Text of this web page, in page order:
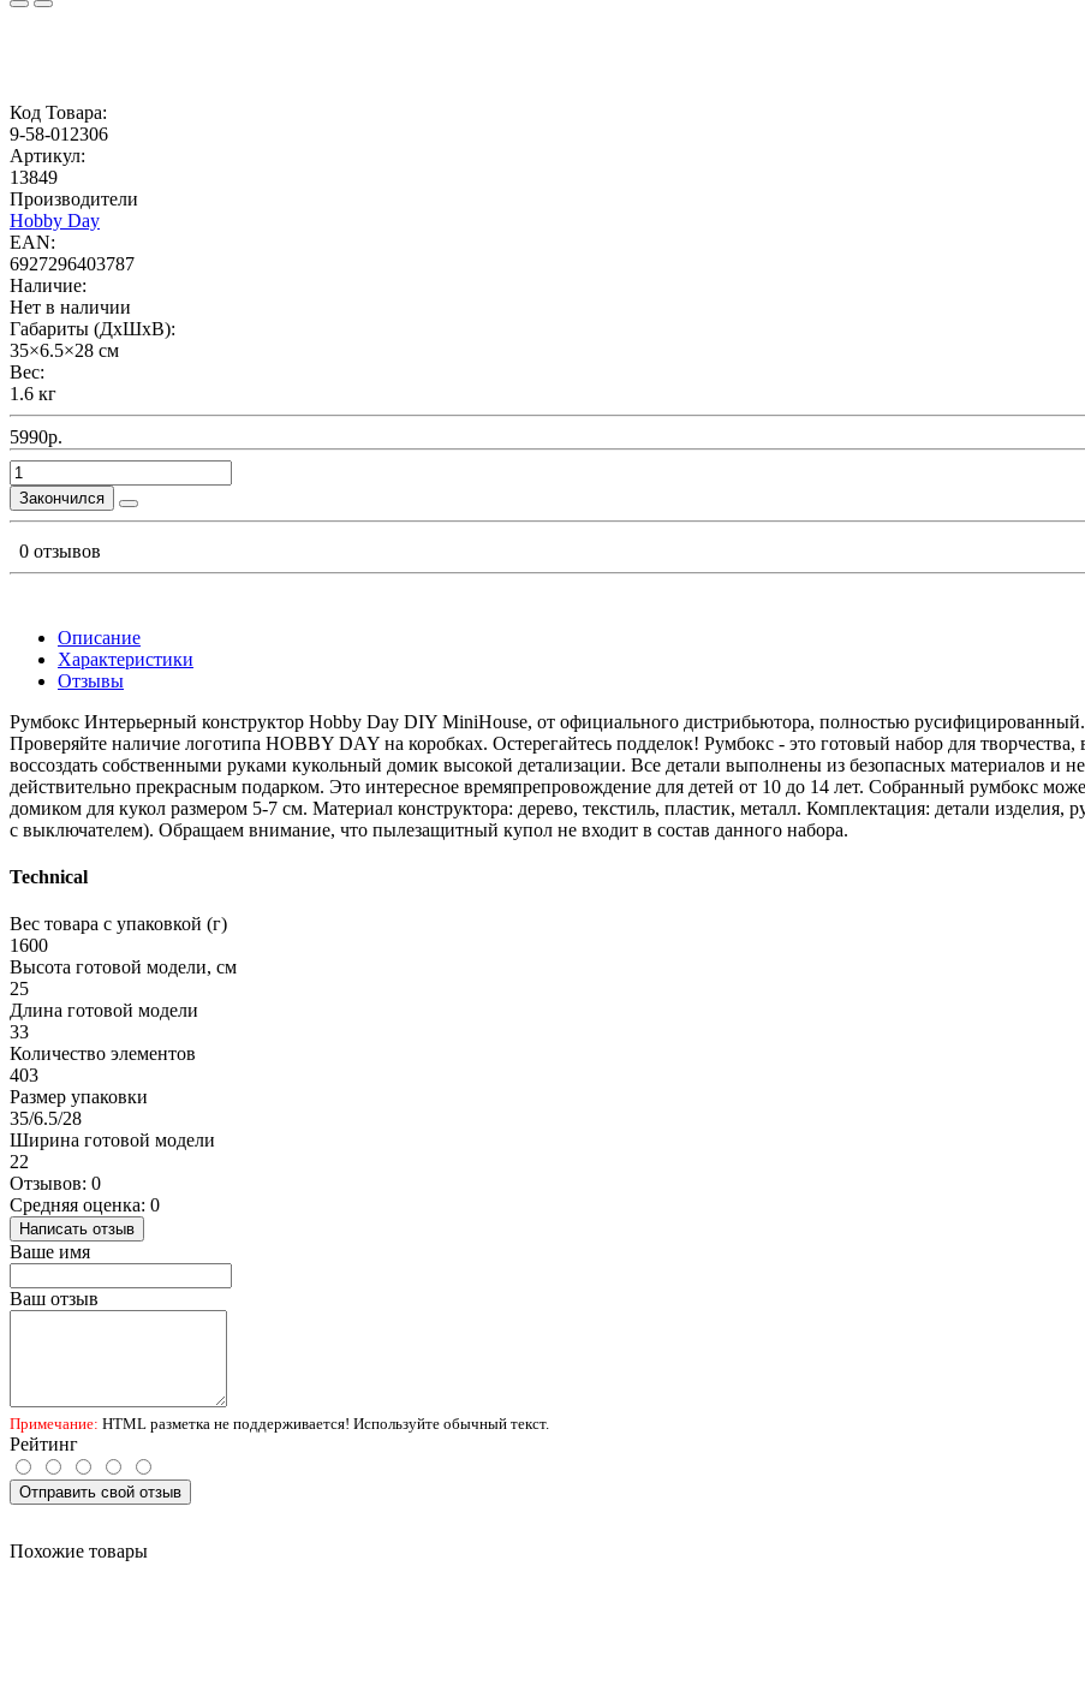
Код Товара:
9-58-012306
Артикул:
13849
Производители
Hobby Day
EAN:
6927296403787
Наличие:
Нет в наличии
Габариты (ДхШхВ):
35×6.5×28 см
Вес:
1.6 кг
5990р.
Закончился
0 отзывов
Описание
Характеристики
Отзывы
Румбокс Интерьерный конструктор Hobby Day DIY MiniHouse, от официального дистрибьютора, полностью
Проверяйте наличие логотипа HOBBY DAY на коробках. Остерегайтесь подделок! Румбокс - это готовый набор для
воссоздать собственными руками кукольный домик высокой детализации. Все детали выполнены из безопасных материалов и
действительно прекрасным подарком. Это интересное времяпрепровождение для детей от 10 до 14 лет. Собранный румбокс
домиком для кукол размером 5-7 см. Материал конструктора: дерево, текстиль, пластик, металл. Комплектация: детали изделия,
с выключателем). Обращаем внимание, что пылезащитный купол не входит в состав данного набора.
Technical
Вес товара с упаковкой (г)
1600
Высота готовой модели, см
25
Длина готовой модели
33
Количество элементов
403
Размер упаковки
35/6.5/28
Ширина готовой модели
22
Отзывов: 0
Средняя оценка: 0
Написать отзыв
Ваше имя
Ваш отзыв
Примечание: HTML разметка не поддерживается! Используйте обычный текст.
Рейтинг
Отправить свой отзыв
Похожие товары